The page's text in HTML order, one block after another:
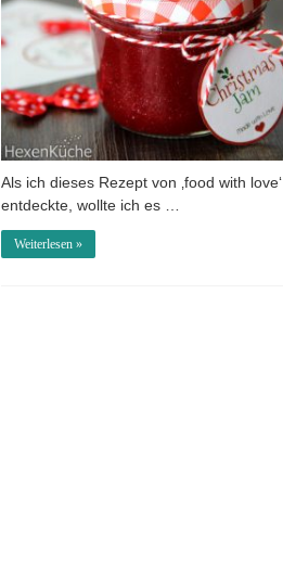
Als ich dieses Rezept von ‚food with love‘
entdeckte, wollte ich es …
Weiterlesen »